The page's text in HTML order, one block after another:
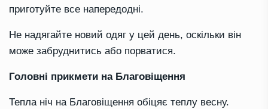
приготуйте все напередодні.
Не надягайте новий одяг у цей день, оскільки він
може забруднитись або порватися.
Головні прикмети на Благовіщення
Тепла ніч на Благовіщення обіцяє теплу весну.